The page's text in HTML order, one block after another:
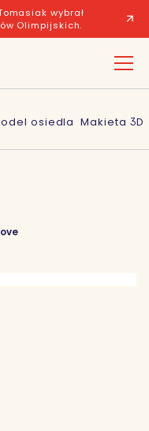
wybrał
Olimpijskich.
osiedla Makieta 3D